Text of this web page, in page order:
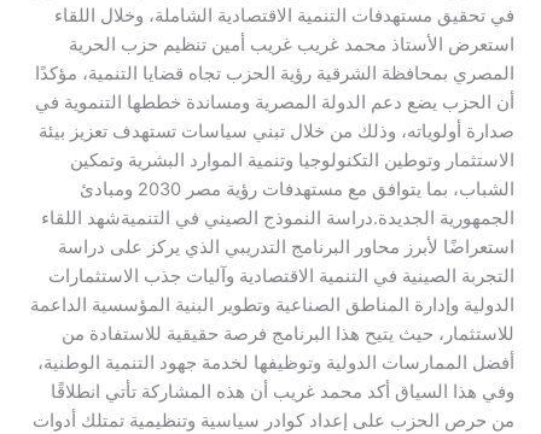
في تحقيق مستهدفات التنمية الاقتصادية الشاملة، وخلال اللقاء
استعرض الأستاذ محمد غريب غريب أمين تنظيم حزب الحرية
المصري بمحافظة الشرقية رؤية الحزب تجاه قضايا التنمية، مؤكدًا
أن الحزب يضع دعم الدولة المصرية ومساندة خططها التنموية في
صدارة أولوياته، وذلك من خلال تبني سياسات تستهدف تعزيز بيئة
الاستثمار وتوطين التكنولوجيا وتنمية الموارد البشرية وتمكين
الشباب، بما يتوافق مع مستهدفات رؤية مصر 2030 ومبادئ
الجمهورية الجديدة.​دراسة النموذج الصيني في التنمية​شهد اللقاء
استعراضًا لأبرز محاور البرنامج التدريبي الذي يركز على دراسة
التجربة الصينية في التنمية الاقتصادية وآليات جذب الاستثمارات
الدولية وإدارة المناطق الصناعية وتطوير البنية المؤسسية الداعمة
للاستثمار، حيث يتيح هذا البرنامج فرصة حقيقية للاستفادة من
أفضل الممارسات الدولية وتوظيفها لخدمة جهود التنمية الوطنية،
وفي هذا السياق أكد محمد غريب أن هذه المشاركة تأتي انطلاقًا
من حرص الحزب على إعداد كوادر سياسية وتنظيمية تمتلك أدوات